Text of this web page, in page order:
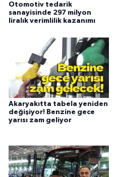
Otomotiv tedarik
sanayisinde 297 milyon
liralık verimlilik kazanımı
Akaryakıtta tabela yeniden
değişiyor! Benzine gece
yarısı zam geliyor